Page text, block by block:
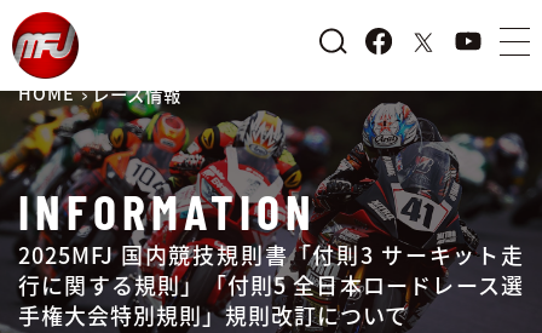
HOME レース情報
INFORMATION
2025MFJ 国内競技規則書「付則3 サーキット走
行に関する規則」「付則5 全日本ロードレース選
手権大会特別規則」規則改訂について